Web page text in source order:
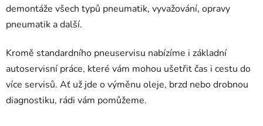
demontáže všech typů pneumatik, vyvažování, opravy
pneumatik a další.
Kromě standardního pneuservisu nabízíme i základní
autoservisní práce, které vám mohou ušetřit čas i cestu do
více servisů. Ať už jde o výměnu oleje, brzd nebo drobnou
diagnostiku, rádi vám pomůžeme.